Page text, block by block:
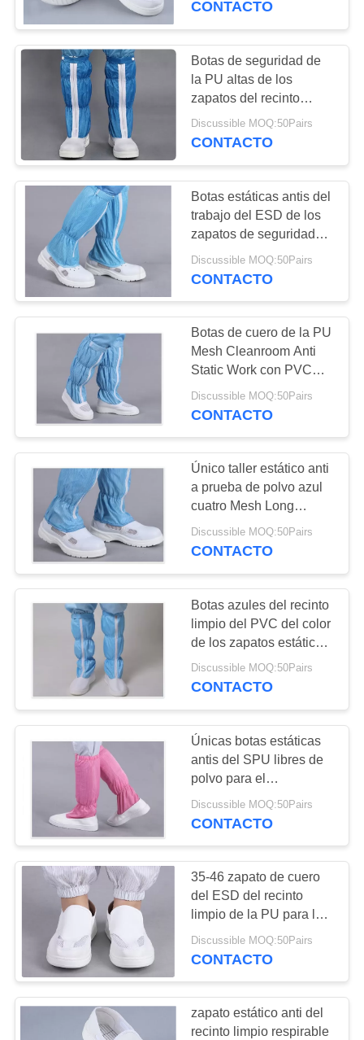
Productos del
recinto limpio
33
Tubo del ESD
32
Productos del ESD
56
Tela del ESD
Silla estática anti
28
CONTACTO
Botas de seguridad de
la PU altas de los
zapatos del recinto
limpio estático anti del
ESD
Discussible MOQ:50Pairs
CONTACTO
Botas estáticas antis del
trabajo del ESD de los
zapatos de seguridad
para el recinto limpio de
la industria de
Discussible MOQ:50Pairs
CONTACTO
Botas de cuero de la PU
Mesh Cleanroom Anti
Static Work con PVC
Outsole
Discussible MOQ:50Pairs
CONTACTO
Único taller estático anti
a prueba de polvo azul
cuatro Mesh Long
Booties de los zapatos
del Pvc
Discussible MOQ:50Pairs
CONTACTO
Botas azules del recinto
limpio del PVC del color
de los zapatos estáticos
antis de cuero de la
hebilla de la PU
Discussible MOQ:50Pairs
CONTACTO
Únicas botas estáticas
antis del SPU libres de
polvo para el
funcionamiento del sitio
limpio
Discussible MOQ:50Pairs
CONTACTO
35-46 zapato de cuero
del ESD del recinto
limpio de la PU para la
fabricación de la comida
Discussible MOQ:50Pairs
CONTACTO
zapato estático anti del
recinto limpio respirable